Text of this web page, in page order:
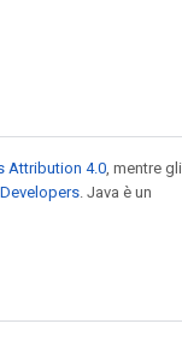
Attribution 4.0 , mentre gli
. Java è un